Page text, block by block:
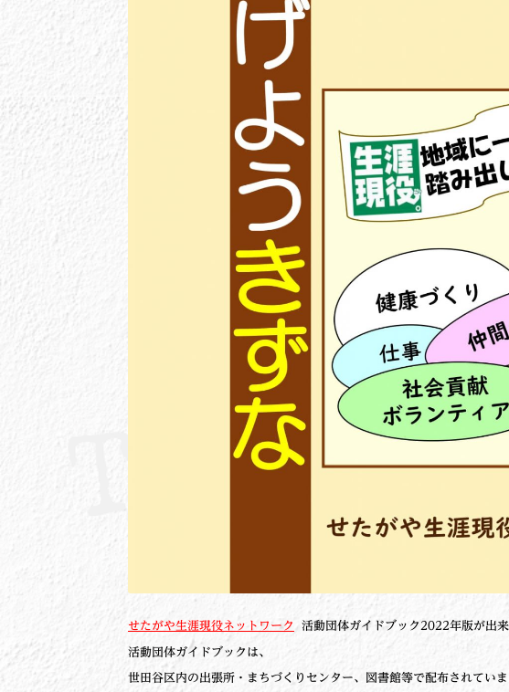
せたがや生涯現役ネットワーク 活動団体ガイドブック2022年版が出来
活動団体ガイドブックは、
世田谷区内の出張所・まちづくりセンター、図書館等で配布されていま